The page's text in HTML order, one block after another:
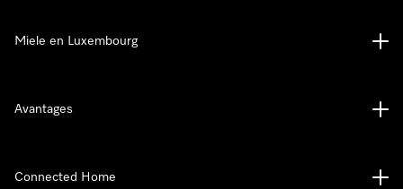
Miele en Luxembourg
Avantages
Connected Home